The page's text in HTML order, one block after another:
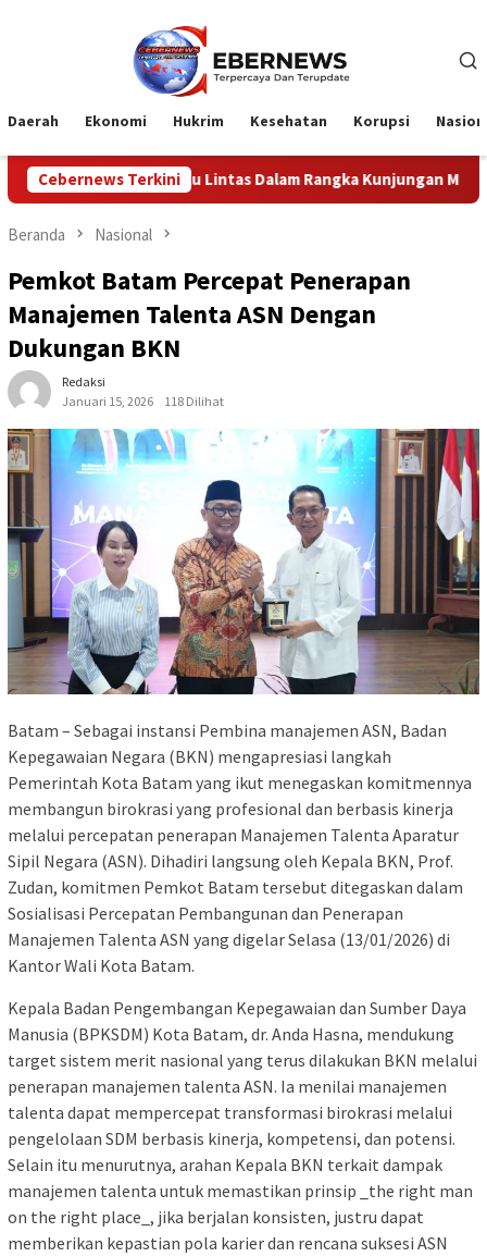
Daerah Ekonomi Hukrim Kesehatan Korupsi
Cebernews Terkini
Dalam Rangka Kunjungan Menteri Pertahanan RI
Beranda Nasional
Pemkot Batam Percepat Penerapan
Manajemen Talenta ASN Dengan
Dukungan BKN
Redaksi
Januari 15, 2026
118 Dilihat
Batam – Sebagai instansi Pembina manajemen ASN, Badan
Kepegawaian Negara (BKN) mengapresiasi langkah
Pemerintah Kota Batam yang ikut menegaskan komitmennya
membangun birokrasi yang profesional dan berbasis kinerja
melalui percepatan penerapan Manajemen Talenta Aparatur
Sipil Negara (ASN). Dihadiri langsung oleh Kepala BKN, Prof.
Zudan, komitmen Pemkot Batam tersebut ditegaskan dalam
Sosialisasi Percepatan Pembangunan dan Penerapan
Manajemen Talenta ASN yang digelar Selasa (13/01/2026) di
Kantor Wali Kota Batam.
Kepala Badan Pengembangan Kepegawaian dan Sumber Daya
Manusia (BPKSDM) Kota Batam, dr. Anda Hasna, mendukung
target sistem merit nasional yang terus dilakukan BKN melalui
penerapan manajemen talenta ASN. Ia menilai manajemen
talenta dapat mempercepat transformasi birokrasi melalui
pengelolaan SDM berbasis kinerja, kompetensi, dan potensi.
Selain itu menurutnya, arahan Kepala BKN terkait dampak
manajemen talenta untuk memastikan prinsip _the right man
on the right place_, jika berjalan konsisten, justru dapat
memberikan kepastian pola karier dan rencana suksesi ASN